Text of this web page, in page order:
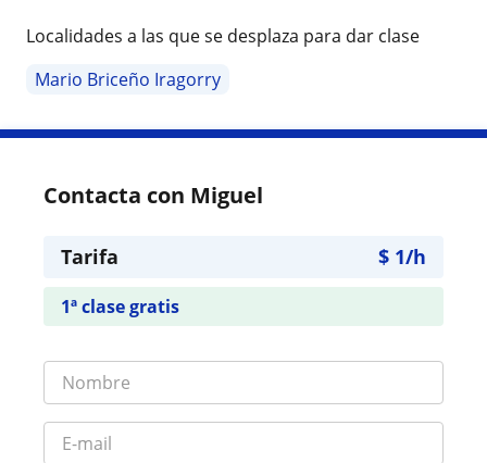
Localidades a las que se desplaza para dar clase
Mario Briceño Iragorry
Contacta con Miguel
Tarifa $ 1/h
1ª clase gratis